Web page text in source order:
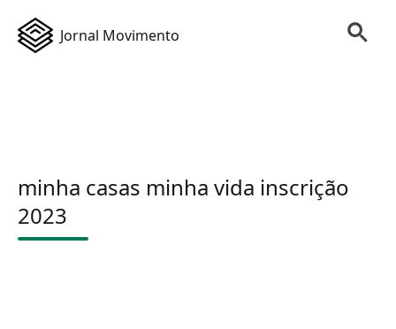
Jornal Movimento
minha casas minha vida inscrição
2023